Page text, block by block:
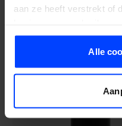
aan ze heeft verstrekt of
website-ervaring? Kies
informatie over cookies
Alle